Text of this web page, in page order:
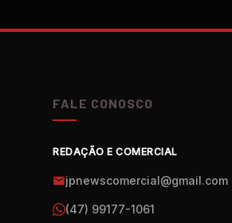
FALE CONOSCO
REDAÇÃO E COMERCIAL
jpnewscomercial@gmail.com
(47) 99177-1061